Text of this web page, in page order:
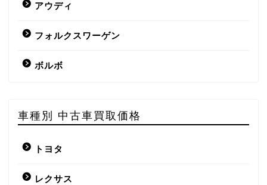
アウディ
フォルクスワーゲン
ボルボ
車種別 中古車買取価格
トヨタ
レクサス